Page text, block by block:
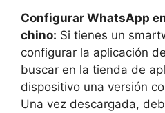
Configurar WhatsApp
chino: Si tienes un
configurar la aplicación
buscar en la tienda de
dispositivo una versión
Una vez descargada,